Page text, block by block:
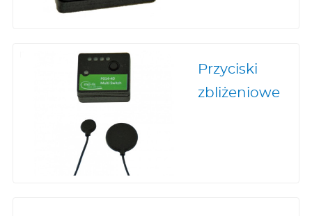
Przyciski
zbliżeniowe